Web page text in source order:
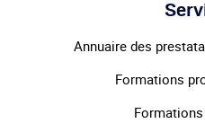
Annuaire des
Formations